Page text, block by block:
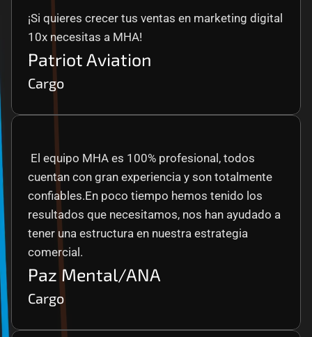
¡Si quieres crecer tus ventas en marketing digital
10x necesitas a MHA!
Patriot Aviation
Cargo
cuentan con gran experiencia y son totalmente
confiables.En poco tiempo hemos tenido los
resultados que necesitamos, nos han ayudado a
tener una estructura en nuestra estrategia
comercial.
Paz Mental/ANA
Cargo